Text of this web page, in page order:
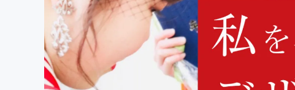
映像・映画
ビジネス・起業
まちづくり・地域活性化